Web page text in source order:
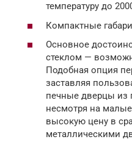
температуру до
Компактные
Основное
стеклом —
Подобная опция
заставляя
печные дверцы из
несмотря на
высокую цену в
металлическими